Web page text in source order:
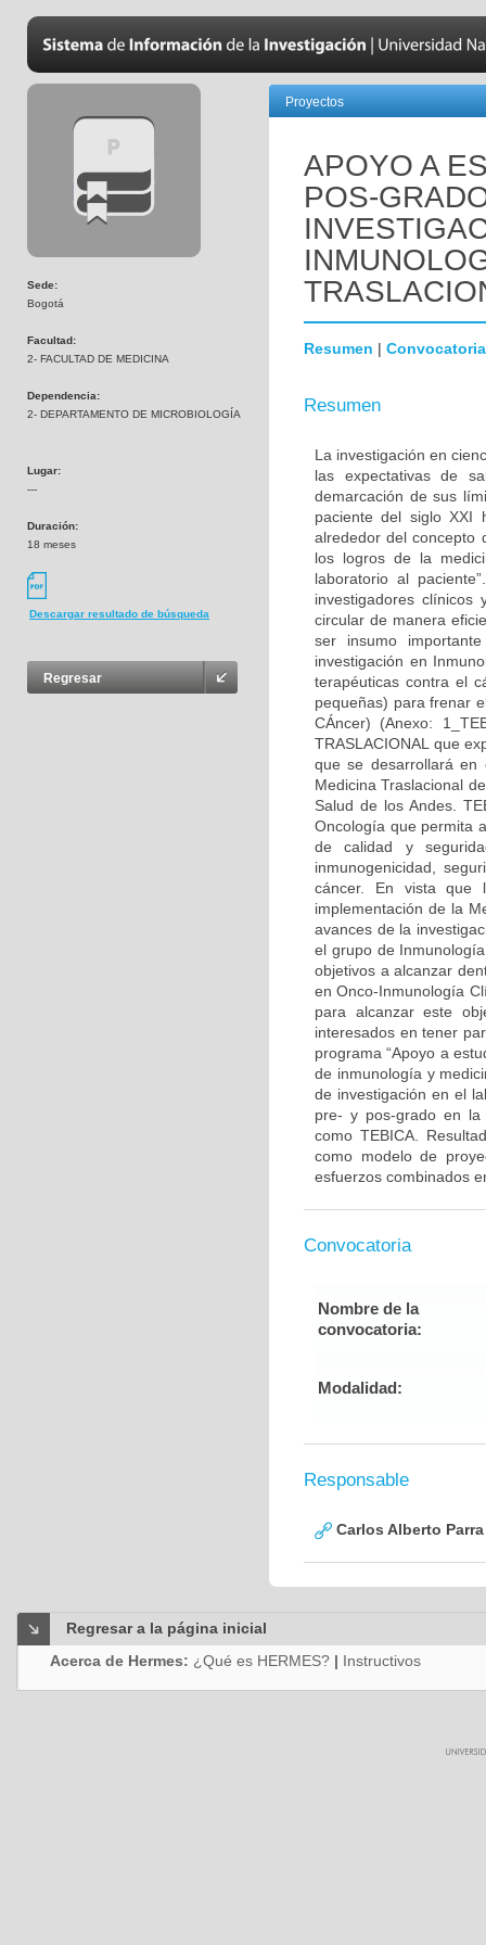
Sede:
Bogotá
Facultad:
2- FACULTAD DE MEDICINA
Dependencia:
2- DEPARTAMENTO DE MICROBIOLOGÍA
Lugar:
---
Duración:
18 meses
Descargar resultado de búsqueda
Regresar
Proyectos
APOYO A
POS-
Resumen | Convocatoria
Resumen
La investigación en
las expectativas de
demarcación de sus
paciente del siglo XXI
alrededor del concepto
los logros de la
laboratorio al
investigadores
circular de manera
ser insumo
investigación en
terapéuticas contra el
pequeñas) para frenar
CÁncer) (Anexo:
TRASLACIONAL que
que se desarrollará
Medicina Traslacional
Salud de los Andes.
Oncología que permita
de calidad y
inmunogenicidad,
cáncer. En vista que
implementación de la
avances de la
el grupo de
objetivos a alcanzar
en Onco-Inmunología
para alcanzar este
interesados en tener
programa “Apoyo a
de inmunología y
de investigación en el
pre- y pos-grado en la
como TEBICA.
como modelo de
esfuerzos combinados
Convocatoria
Nombre de la
convocatoria:
Modalidad:
Responsable
Carlos Alberto
Regresar a la página inicial
Acerca de Hermes: ¿Qué es HERMES? | Instructivos